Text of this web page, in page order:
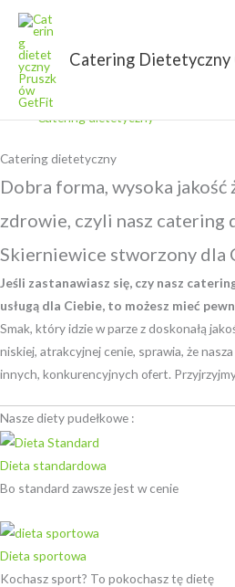
Przejdź
treści
Catering
GetFit
Catering dietetyczny
Catering dietetyczny
Dobra forma, wysoka jakość
zdrowie, czyli nasz catering
Skierniewice stworzony dla
Jeśli zastanawiasz się, czy nasz
usługą dla Ciebie, to możesz mieć
Smak, który idzie w parze z doskonałą
niskiej, atrakcyjnej cenie, sprawia, że
innych, konkurencyjnych ofert.
Nasze diety pudełkowe :
Dieta standardowa
Bo standard zawsze jest w cenie
Dieta sportowa
Kochasz sport? To pokochasz tę dietę